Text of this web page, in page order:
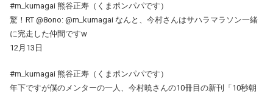
#m_kumagai 熊谷正寿（くまポンパパです）
驚！RT @8ono: @m_kumagai なんと、今村さんはサハラマラソン一緒
に完走した仲間ですw
12月13日
#m_kumagai 熊谷正寿（くまポンパパです）
年下ですが僕のメンターの一人、今村暁さんの10冊目の新刊「10秒朝